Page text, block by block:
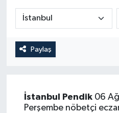
Paylaş
İstanbul Pendik06
Perşembe nöbetçi
Tüm Manşetler